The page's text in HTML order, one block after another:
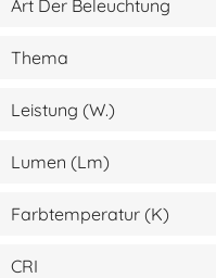
Art Der Beleuchtung
Thema
Leistung (W.)
Lumen (lm)
Farbtemperatur (K)
CRI